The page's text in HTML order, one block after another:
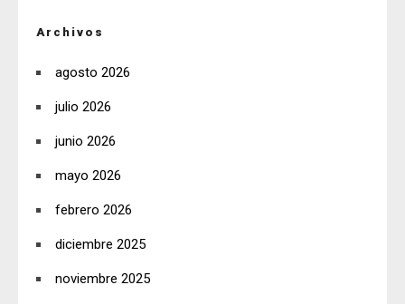
Archivos
agosto 2026
julio 2026
junio 2026
mayo 2026
febrero 2026
diciembre 2025
noviembre 2025